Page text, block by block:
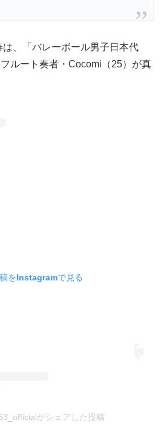
、「バレーボール男子日本代
ルート奏者・Cocomi（25）が真
をInstagramで見る
がシェアした投稿